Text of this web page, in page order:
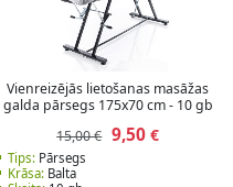
Vienreizējās lietošanas masāžas
galda pārsegs 175x70 cm - 10 gb
15,00 € 9,50 €
Tips: Pārsegs
Krāsa: Balta